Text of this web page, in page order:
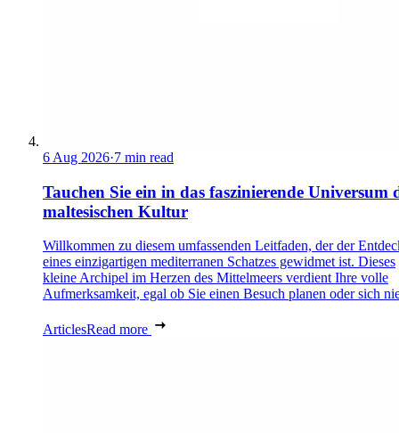
6 Aug 2026·7 min read
Tauchen Sie ein in das faszinierende Universum
maltesischen Kultur
Willkommen zu diesem umfassenden Leitfaden, der der
eines einzigartigen mediterranen Schatzes gewidmet ist. Dieses
kleine Archipel im Herzen des Mittelmeers verdient Ihre volle
Aufmerksamkeit, egal ob Sie einen Besuch planen oder sich
ArticlesRead more